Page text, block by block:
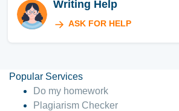
Writing Help
ASK FOR HELP
Popular Services
Do my homework
Plagiarism Checker